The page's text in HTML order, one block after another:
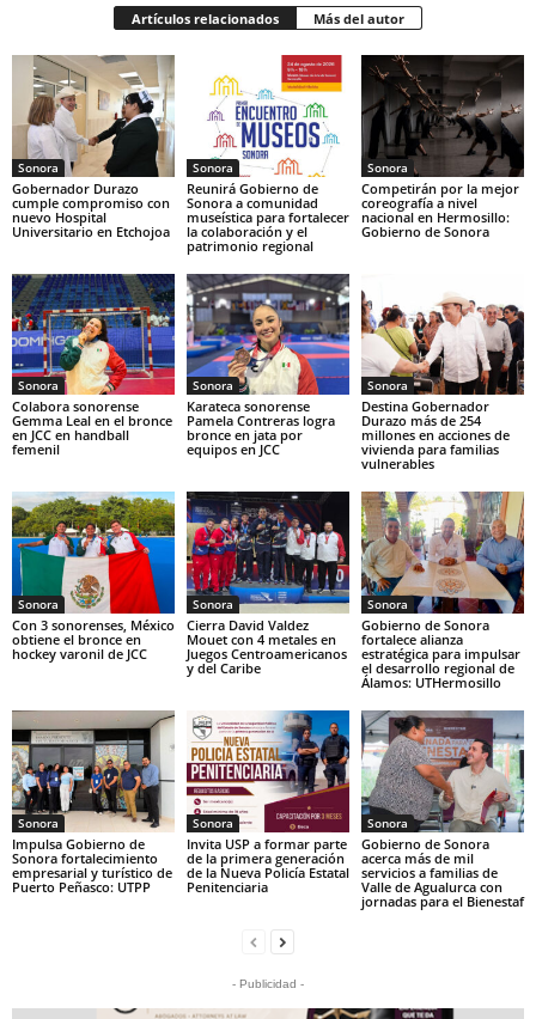
Artículos relacionados Más del autor
Sonora
Gobernador Durazo
cumple compromiso con
nuevo Hospital
Universitario en Etchojoa
Sonora
Reunirá Gobierno de
Sonora a comunidad
museística para fortalecer
la colaboración y el
patrimonio regional
Sonora
Competirán por la mejor
coreografía a nivel
nacional en Hermosillo:
Gobierno de Sonora
Sonora
Colabora sonorense
Gemma Leal en el bronce
en JCC en handball
femenil
Sonora
Karateca sonorense
Pamela Contreras logra
bronce en jata por
equipos en JCC
Sonora
Destina Gobernador
Durazo más de 254
millones en acciones de
vivienda para familias
vulnerables
Sonora
Con 3 sonorenses, México
obtiene el bronce en
hockey varonil de JCC
Sonora
Cierra David Valdez
Mouet con 4 metales en
Juegos Centroamericanos
y del Caribe
Sonora
Gobierno de Sonora
fortalece alianza
estratégica para impulsar
el desarrollo regional de
Álamos: UTHermosillo
Sonora
Impulsa Gobierno de
Sonora fortalecimiento
empresarial y turístico de
Puerto Peñasco: UTPP
Sonora
Invita USP a formar parte
de la primera generación
de la Nueva Policía Estatal
Penitenciaria
Sonora
Gobierno de Sonora
acerca más de mil
servicios a familias de
Valle de Agualurca con
jornadas para el Bienestaf
- Publicidad -